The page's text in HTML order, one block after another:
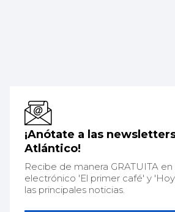
¡Anótate a las
Atlántico!
Recibe de manera GRATUITA
electrónico 'El primer café' y
las principales noticias.